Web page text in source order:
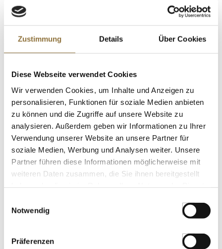
Zustimmung Details Über Cookies
Diese Webseite verwendet Cookies
Wir verwenden Cookies, um Inhalte und Anzeigen zu
personalisieren, Funktionen für soziale Medien anbieten
zu können und die Zugriffe auf unsere Website zu
analysieren. Außerdem geben wir Informationen zu Ihrer
Verwendung unserer Website an unsere Partner für
soziale Medien, Werbung und Analysen weiter. Unsere
Partner führen diese Informationen möglicherweise mit
weiteren Daten zusammen, die Sie ihnen bereitgestellt
Notwendig
Präferenzen
€ 178,81
KENNZEICHNUNGEN U. SPEZIFIKATIONEN
Edelstahl-Pinzette, gerade, 30,5cm, 1 St
Art.Nr.:39500